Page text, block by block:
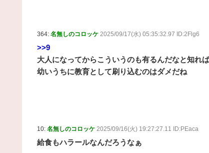
364: 名無しのコロッケ 2025/09/17(水) 05:35:32.97 ID:2Flg6
>>9
大人になってからこういうのも有るんだなと知れ
幼いうちに教育として刷り込むのはダメだね
10: 名無しのコロッケ 2025/09/16(火) 19:27:27.11 ID:PEaca
給食もハラールなんだろうなぁ